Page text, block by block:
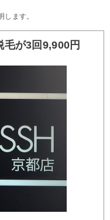
ます。
が3回9,900円